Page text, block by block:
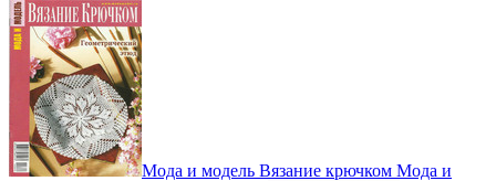
Мода и модель Вязание крючком Мода и